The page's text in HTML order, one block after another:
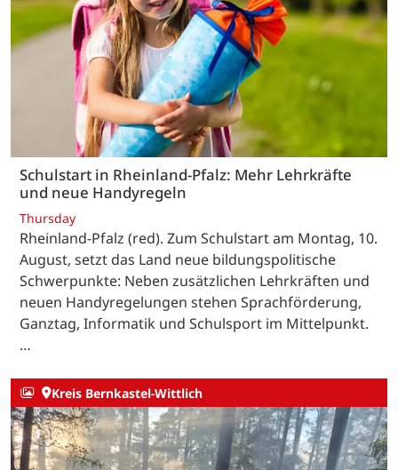
Schulstart in Rheinland-Pfalz: Mehr Lehrkräfte
und neue Handyregeln
Thursday
Rheinland-Pfalz (red). Zum Schulstart am Montag, 10.
August, setzt das Land neue bildungspolitische
Schwerpunkte: Neben zusätzlichen Lehrkräften und
neuen Handyregelungen stehen Sprachförderung,
Ganztag, Informatik und Schulsport im Mittelpunkt.
…
Kreis Bernkastel-Wittlich